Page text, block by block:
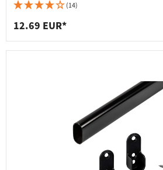
(14)
12.69 EUR*